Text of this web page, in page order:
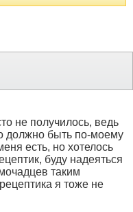
не получилось, ведь
должно быть по-моему
есть, но хотелось
буду надеяться
таким
я тоже не